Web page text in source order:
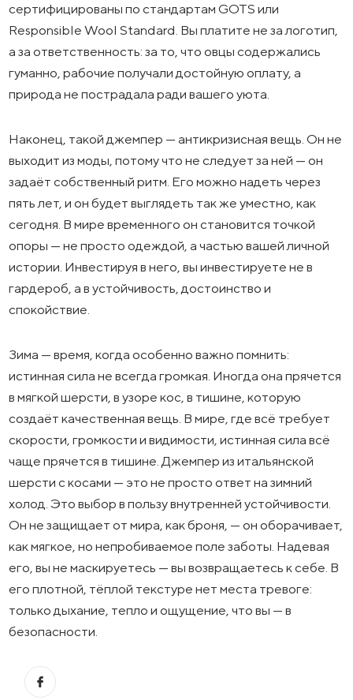
сертифицированы по стандартам GOTS или
Responsible Wool Standard. Вы платите не за логотип,
а за ответственность: за то, что овцы содержались
гуманно, рабочие получали достойную оплату, а
природа не пострадала ради вашего уюта.
Наконец, такой джемпер — антикризисная вещь. Он не
выходит из моды, потому что не следует за ней — он
задаёт собственный ритм. Его можно надеть через
пять лет, и он будет выглядеть так же уместно, как
сегодня. В мире временного он становится точкой
опоры — не просто одеждой, а частью вашей личной
истории. Инвестируя в него, вы инвестируете не в
гардероб, а в устойчивость, достоинство и
спокойствие.
Зима — время, когда особенно важно помнить:
истинная сила не всегда громкая. Иногда она прячется
в мягкой шерсти, в узоре кос, в тишине, которую
создаёт качественная вещь. В мире, где всё требует
скорости, громкости и видимости, истинная сила всё
чаще прячется в тишине. Джемпер из итальянской
шерсти с косами — это не просто ответ на зимний
холод. Это выбор в пользу внутренней устойчивости.
Он не защищает от мира, как броня, — он оборачивает,
как мягкое, но непробиваемое поле заботы. Надевая
его, вы не маскируетесь — вы возвращаетесь к себе. В
его плотной, тёплой текстуре нет места тревоге:
только дыхание, тепло и ощущение, что вы — в
безопасности.